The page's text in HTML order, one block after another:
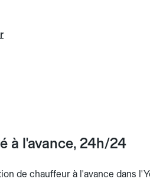
à l'avance, 24h/24
de chauffeur à l'avance dans